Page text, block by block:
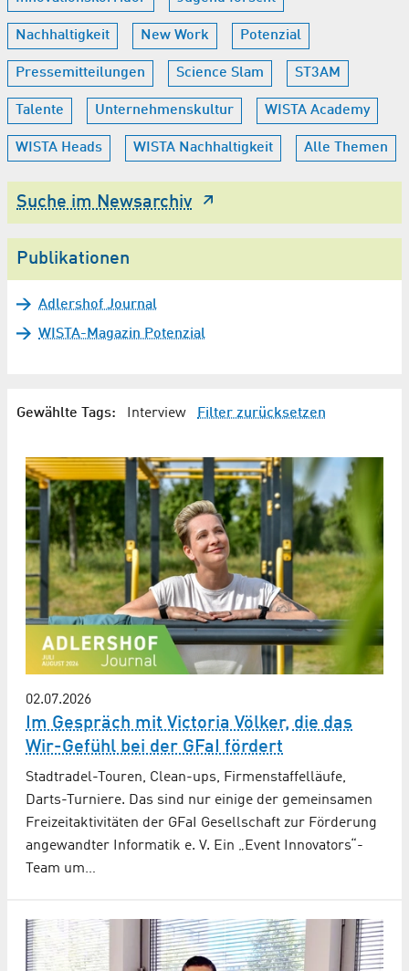
Nachhaltigkeit New Work Potenzial
Pressemitteilungen Science Slam ST3AM
Talente Unternehmenskultur WISTA Academy
WISTA Heads WISTA Nachhaltigkeit Alle Themen
Suche im Newsarchiv
Publikationen
Adlershof Journal
WISTA-Magazin Potenzial
Gewählte Tags: Interview Filter zurücksetzen
02.07.2026
Im Gespräch mit Victoria Völker, die das
Wir-Gefühl bei der GFaI fördert
Stadtradel-Touren, Clean-ups, Firmenstaffelläufe,
Darts-Turniere. Das sind nur einige der gemeinsamen
Freizeitaktivitäten der GFaI Gesellschaft zur Förderung
angewandter Informatik e. V. Ein „Event Innovators“-
Team um…